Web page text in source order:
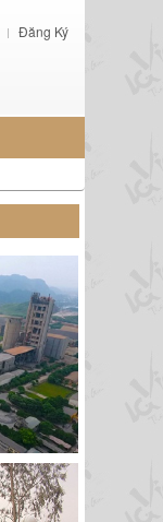
Đăng Ký